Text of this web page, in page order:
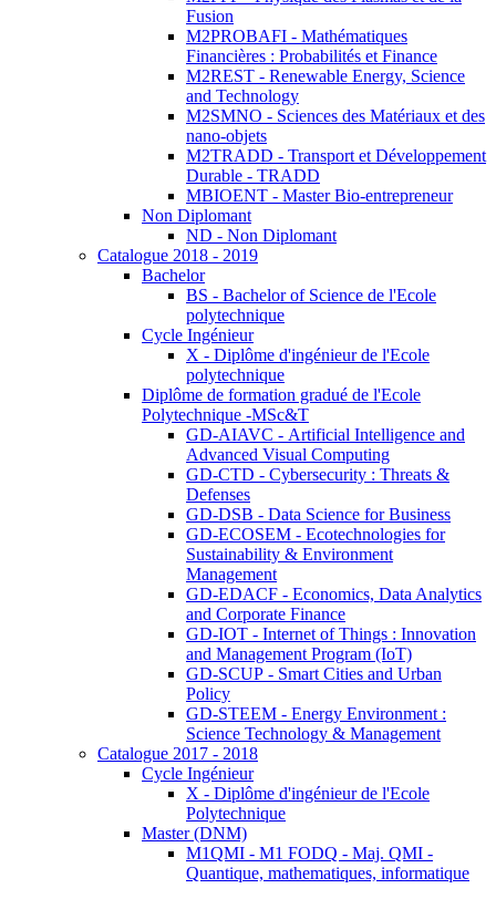
Fusion
M2PROBAFI - Mathématiques
Financières : Probabilités et Finance
M2REST - Renewable Energy, Science
and Technology
M2SMNO - Sciences des Matériaux et des
nano-objets
M2TRADD - Transport et Développement
Durable - TRADD
MBIOENT - Master Bio-entrepreneur
Non Diplomant
ND - Non Diplomant
Catalogue 2018 - 2019
Bachelor
BS - Bachelor of Science de l'Ecole
polytechnique
Cycle Ingénieur
X - Diplôme d'ingénieur de l'Ecole
polytechnique
Diplôme de formation gradué de l'Ecole
Polytechnique -MSc&T
GD-AIAVC - Artificial Intelligence and
Advanced Visual Computing
GD-CTD - Cybersecurity : Threats &
Defenses
GD-DSB - Data Science for Business
GD-ECOSEM - Ecotechnologies for
Sustainability & Environment
Management
GD-EDACF - Economics, Data Analytics
and Corporate Finance
GD-IOT - Internet of Things : Innovation
and Management Program (IoT)
GD-SCUP - Smart Cities and Urban
Policy
GD-STEEM - Energy Environment :
Science Technology & Management
Catalogue 2017 - 2018
Cycle Ingénieur
X - Diplôme d'ingénieur de l'Ecole
Polytechnique
Master (DNM)
M1QMI - M1 FODQ - Maj. QMI -
Quantique, mathematiques, informatique